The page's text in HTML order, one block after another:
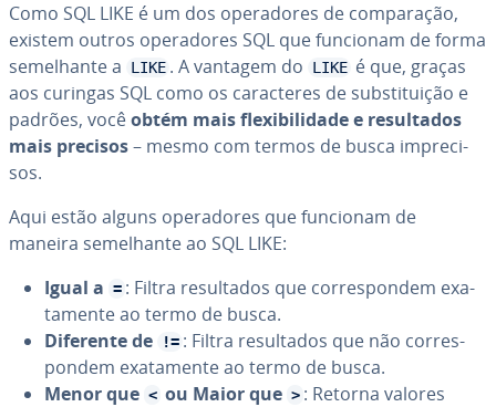
Como SQL LIKE é um dos ope­ra­do­res de com­pa­ra­ção,
existem outros ope­ra­do­res SQL que funcionam de forma
se­me­lhante a
LIKE . A vantagem do LIKE é que, graças
aos curingas SQL como os ca­rac­te­res de subs­ti­tui­ção e
padrões, vocêobtém mais fle­xi­bi­li­dade e re­sul­ta­dos
mais precisos– mesmo com termos de busca im­pre­ci­
sos.
Aqui estão alguns ope­ra­do­res que funcionam de
maneira se­me­lhante ao SQL LIKE:
Igual a = : Filtra re­sul­ta­dos que cor­res­pon­dem exa­
ta­mente ao termo de busca.
Diferente de
!= : Filtra re­sul­ta­dos que não cor­res­
pon­dem exa­ta­mente ao termo de busca.
Menor que < ou Maior que > : Retorna valores